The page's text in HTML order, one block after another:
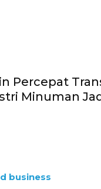
Percepat
Minuman
business